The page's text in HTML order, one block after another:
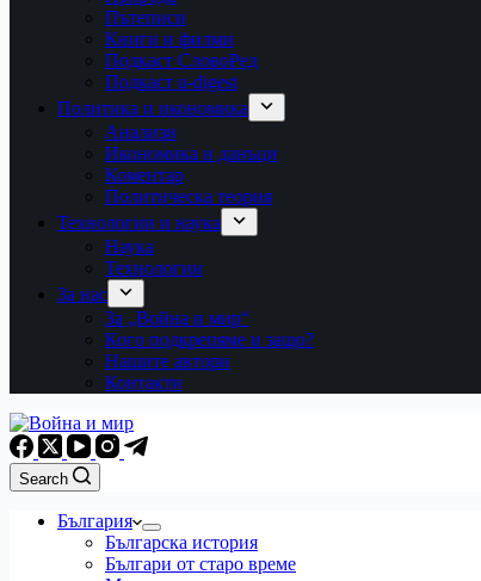
Пътеписи
Книги и филми
Подкаст СловоРед
Подкаст u-digest
Политика и икономика
Анализи
Икономика и данъци
Коментар
Политическа теория
Технологии и наука
Наука
Технологии
За нас
За „Война и мир“
Кого подкрепяме и защо?
Нашите автори
Контакти
Search
България
Българска история
Българи от старо време